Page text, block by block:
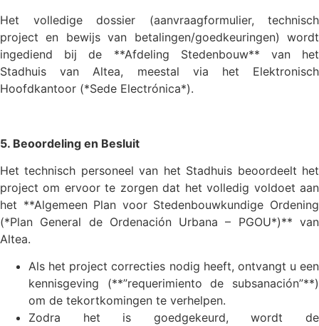
Het volledige dossier (aanvraagformulier, technisch
project en bewijs van betalingen/goedkeuringen) wordt
ingediend bij de **Afdeling Stedenbouw** van het
Stadhuis van Altea, meestal via het Elektronisch
Hoofdkantoor (*Sede Electrónica*).
5. Beoordeling en Besluit
Het technisch personeel van het Stadhuis beoordeelt het
project om ervoor te zorgen dat het volledig voldoet aan
het **Algemeen Plan voor Stedenbouwkundige Ordening
(*Plan General de Ordenación Urbana – PGOU*)** van
Altea.
Als het project correcties nodig heeft, ontvangt u een
kennisgeving (**”requerimiento de subsanación”**)
om de tekortkomingen te verhelpen.
Zodra het is goedgekeurd, wordt de